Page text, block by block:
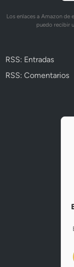
Los enlaces a Amazon de
puedo recibir
RSS: Entradas
RSS: Comentarios